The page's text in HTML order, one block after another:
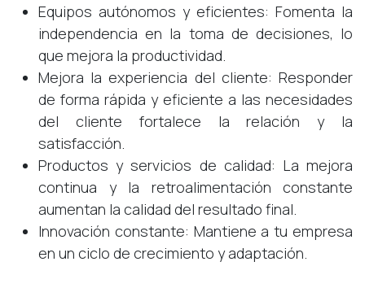
Equipos autónomos y eficientes: Fomenta la
independencia en la toma de decisiones, lo
que mejora la productividad.
Mejora la experiencia del cliente: Responder
de forma rápida y eficiente a las necesidades
del cliente fortalece la relación y la
satisfacción.
Productos y servicios de calidad: La mejora
continua y la retroalimentación constante
aumentan la calidad del resultado final.
Innovación constante: Mantiene a tu empresa
en un ciclo de crecimiento y adaptación.